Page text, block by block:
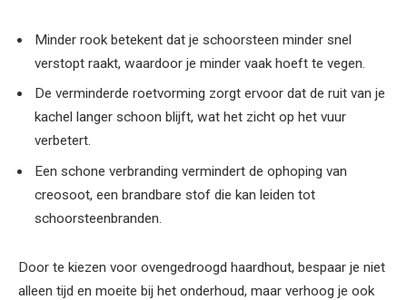
Minder rook betekent dat je schoorsteen minder snel
verstopt raakt, waardoor je minder vaak hoeft te vegen.
De verminderde roetvorming zorgt ervoor dat de ruit van je
kachel langer schoon blijft, wat het zicht op het vuur
verbetert.
Een schone verbranding vermindert de ophoping van
creosoot, een brandbare stof die kan leiden tot
schoorsteenbranden.
Door te kiezen voor ovengedroogd haardhout, bespaar je niet
alleen tijd en moeite bij het onderhoud, maar verhoog je ook